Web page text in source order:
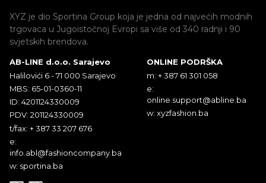
XYZ je dio Sportina Group koja je jedna od najvećih modnih
trgovaca u Jugoistočnoj Evropi sa više od 340 radnji i 90
svjetskih brendova.
AB-LINE d.o.o. Sarajevo
Halilovići 6 - 71 000 Sarajevo
MBS: 65-01-0360-11
ID: 4201124330009
PDV: 201124330009
t/fax: + 387 33 207 676
e:
info.abl@fashioncompany.ba
w: sportina.ba
ONLINE PODRŠKA
m: + 387 61 301 058
e:
online.support@abline.ba
w: xyzfashion.ba